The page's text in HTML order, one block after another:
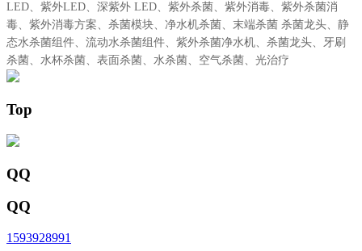
LED、紫外LED、深紫外 LED、紫外杀菌、紫外消毒、紫外杀菌消
毒、紫外消毒方案、杀菌模块、净水机杀菌、末端杀菌 杀菌龙头、静
态水杀菌组件、流动水杀菌组件、紫外杀菌净水机、杀菌龙头、牙刷
杀菌、水杯杀菌、表面杀菌、水杀菌、空气杀菌、光治疗
Top
QQ
QQ
1593928991